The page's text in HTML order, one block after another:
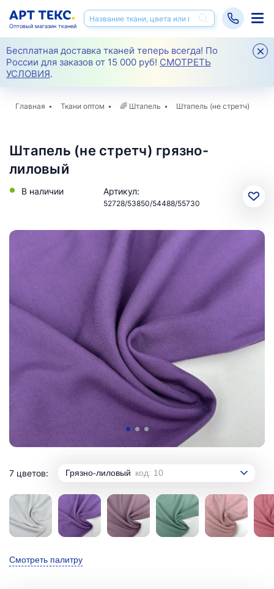
Бесплатная доставка тканей теперь всегда! По
России для заказов от 15 000 руб! СМОТРЕТЬ
УСЛОВИЯ.
Оптовый магазин тканей
Главная Ткани оптом 🌈 Штапель Штапель (не стретч)
Штапель (не стретч) грязно-
лиловый
В наличии Артикул:
52728/53850/54488/55730
7 цветов: Грязно-лиловый код: 10
Смотреть палитру